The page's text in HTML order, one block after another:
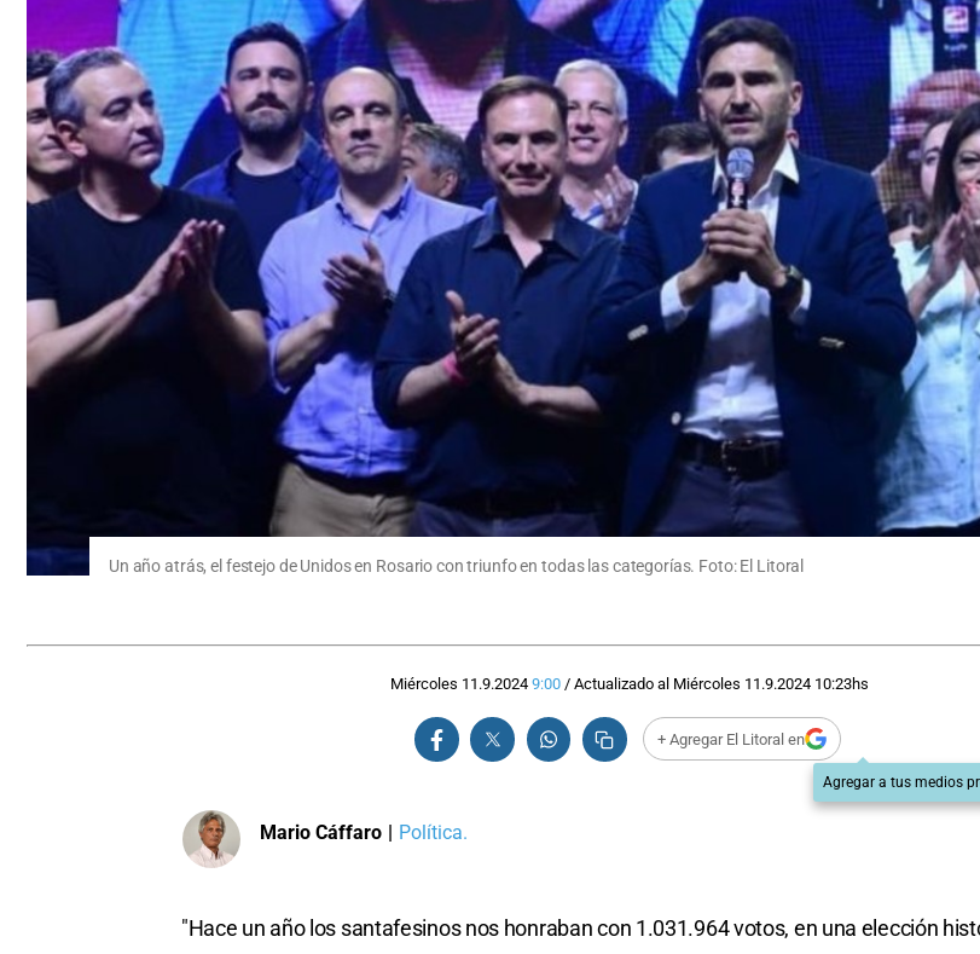
Un año atrás, el festejo de Unidos en Rosario con triunfo en todas las categorías. Foto: El Litoral
Miércoles 11.9.2024 9:00 / Actualizado al Miércoles 11.9.2024 10:23hs
+ Agregar El Litoral en
Agregar a tus medios
Mario Cáffaro | Política.
"Hace un año los santafesinos nos honraban con 1.031.964 votos, en una elección